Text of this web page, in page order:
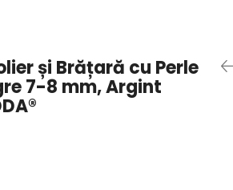
și Brățară cu Perle
7-8 mm, Argint